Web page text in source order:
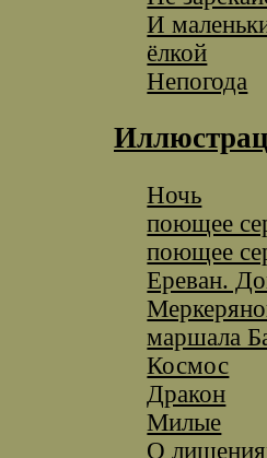
И
ёлкой
Непогода
Ночь
поющее
поющее
Ереван.
маршала
Космос
Дракон
Милые
О